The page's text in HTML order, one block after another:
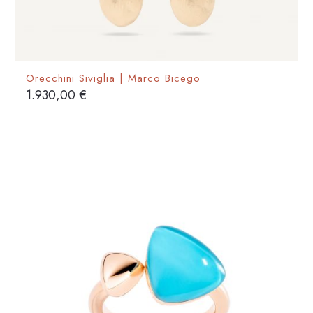
Orecchini Siviglia | Marco Bicego
1.930,00€